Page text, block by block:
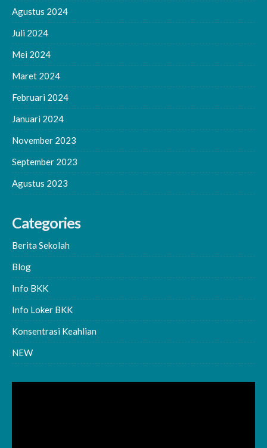
Agustus 2024
Juli 2024
Mei 2024
Maret 2024
Februari 2024
Januari 2024
November 2023
September 2023
Agustus 2023
Categories
Berita Sekolah
Blog
Info BKK
Info Loker BKK
Konsentrasi Keahlian
NEW